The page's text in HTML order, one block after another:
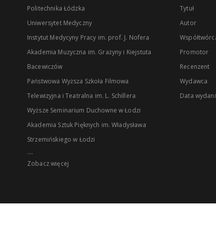
Politechnika Łódzka
Uniwersytet Medyczny
Instytut Medycyny Pracy im. prof. J. Nofera
Akademia Muzyczna im. Grażyny i Kiejstuta
Bacewiczów
Państwowa Wyższa Szkoła Filmowa
Telewizyjna i Teatralna im. L. Schillera
Wyższe Seminarium Duchowne w Łodzi
Akademia Sztuk Pięknych im. Władysława
Strzemińskiego w Łodzi
...
Zobacz więcej
Tytuł
Autor
Promotor
Recenzent
Wydawca
Data